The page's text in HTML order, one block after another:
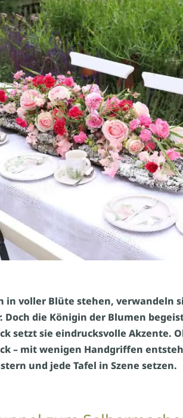
in voller Blüte stehen, verwandeln
Doch die Königin der Blumen
setzt sie eindrucksvolle Akzente.
– mit wenigen Handgriffen
und jede Tafel in Szene setzen.